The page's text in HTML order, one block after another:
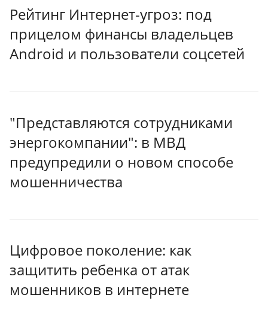
Рейтинг Интернет-угроз: под
прицелом финансы владельцев
Android и пользователи соцсетей
"Представляются сотрудниками
энергокомпании": в МВД
предупредили о новом способе
мошенничества
Цифровое поколение: как
защитить ребенка от атак
мошенников в интернете